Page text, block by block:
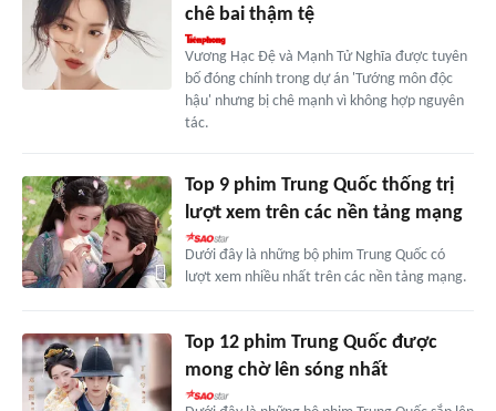
chê bai thậm tệ
Vương Hạc Đệ và Mạnh Tử Nghĩa được tuyên
bố đóng chính trong dự án 'Tướng môn độc
hậu' nhưng bị chê mạnh vì không hợp nguyên
tác.
Top 9 phim Trung Quốc thống trị
lượt xem trên các nền tảng mạng
Dưới đây là những bộ phim Trung Quốc có
lượt xem nhiều nhất trên các nền tảng mạng.
Top 12 phim Trung Quốc được
mong chờ lên sóng nhất